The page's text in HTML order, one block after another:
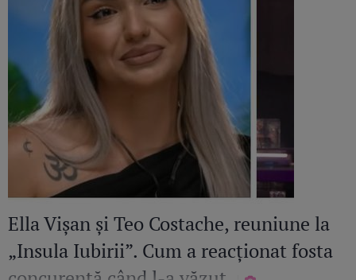
Ella Vișan și Teo Costache, reuniune la
„Insula Iubirii”. Cum a reacționat fosta